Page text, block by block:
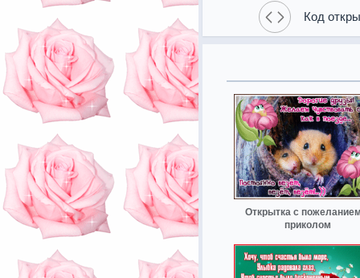
Код
Открытка с
приколом